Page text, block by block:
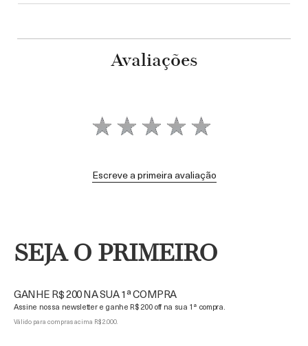
Avaliações
Escreve a primeira avaliação
SEJA O PRIMEIRO
GANHE R$ 200 NA SUA 1ª COMPRA
Assine nossa newsletter e ganhe R$ 200 off na sua 1ª compra.
Válido para compras acima R$ 2.000.